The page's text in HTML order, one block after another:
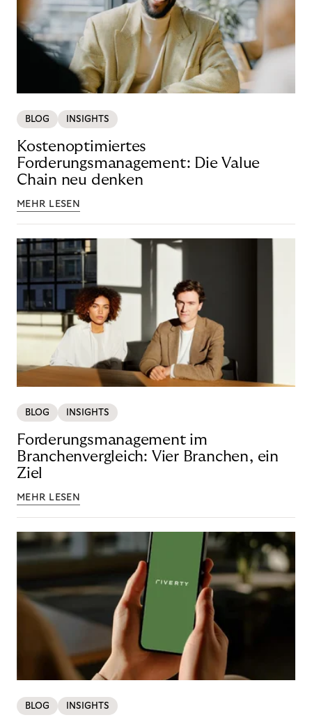
BLOG INSIGHTS
Kostenoptimiertes
Forderungsmanagement: Die Value
Chain neu denken
MEHR LESEN
BLOG INSIGHTS
Forderungsmanagement im
Branchenvergleich: Vier Branchen, ein
Ziel
MEHR LESEN
BLOG INSIGHTS